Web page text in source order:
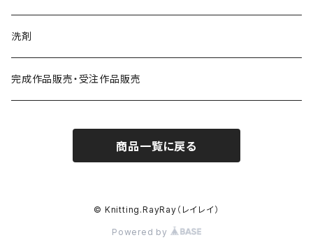
春夏小物
アフガン編み
小物
ハマナカ・アイアムオリーブ掲載作品
2025年
2026年
洗剤
完成作品販売・受注作品販売
商品一覧に戻る
© Knitting.RayRay（レイレイ）
Powered by